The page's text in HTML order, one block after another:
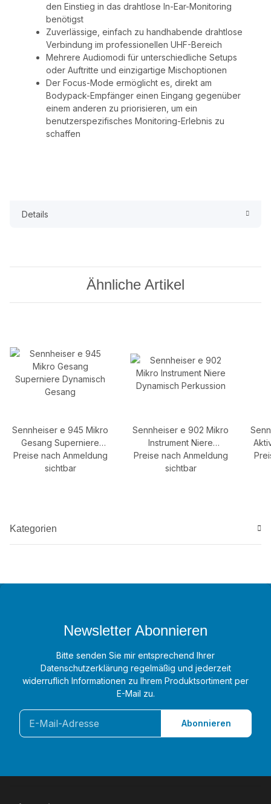
den Einstieg in das drahtlose In-Ear-Monitoring
benötigst
Zuverlässige, einfach zu handhabende drahtlose
Verbindung im professionellen UHF-Bereich
Mehrere Audiomodi für unterschiedliche Setups
oder Auftritte und einzigartige Mischoptionen
Der Focus-Mode ermöglicht es, direkt am
Bodypack-Empfänger einen Eingang gegenüber
einem anderen zu priorisieren, um ein
benutzerspezifisches Monitoring-Erlebnis zu
schaffen
Details
Ähnliche Artikel
Sennheiser e 945 Mikro
Gesang Superniere
Dynamisch Gesang
Preise nach Anmeldung
sichtbar
Sennheiser e 902 Mikro
Instrument Niere
Dynamisch Perkussion
Preise nach Anmeldung
sichtbar
Kategorien
Newsletter Abonnieren
Bitte senden Sie mir entsprechend Ihrer
Datenschutzerklärung regelmäßig und jederzeit
widerruflich Informationen zu Ihrem Produktsortiment per
E-Mail zu.
Abonnieren